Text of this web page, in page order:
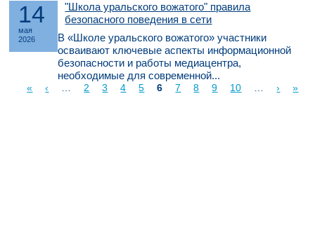
14
мая
2026
"Школа уральского вожатого" правила
безопасного поведения в сети
В «Школе уральского вожатого» участники
осваивают ключевые аспекты информационной
безопасности и работы медиацентра,
необходимые для современной...
Страницы
« ‹ 2 3 4 5 6 7 8 9 10 › »